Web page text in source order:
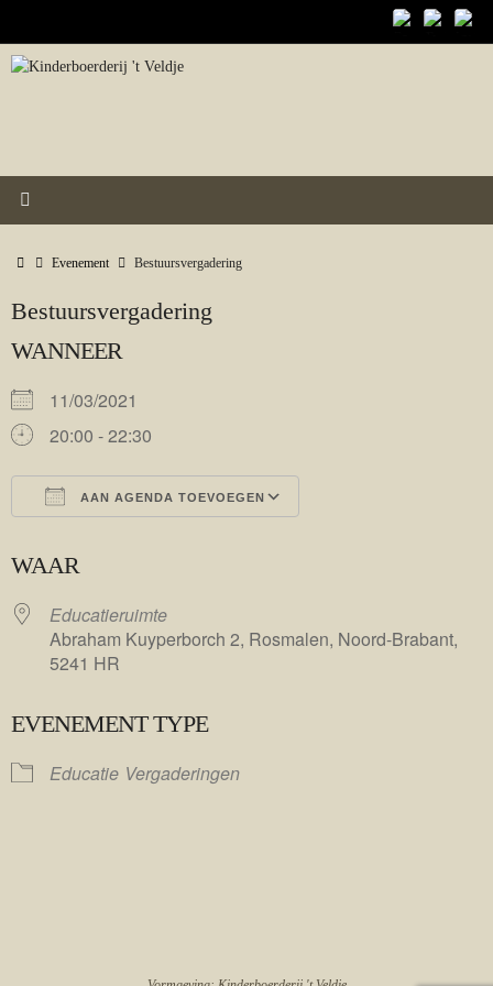
de
HomeEvenement Bestuursvergadering
Bestuursvergadering
WANNEER
11/03/2021
20:00 - 22:30
AAN AGENDA TOEVOEGEN
WAAR
Educatieruimte
Abraham Kuyperborch 2, Rosmalen, Noord-Brabant,
5241 HR
EVENEMENT TYPE
Educatie Vergaderingen